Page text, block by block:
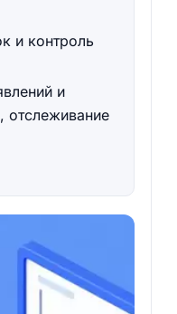
и контроль
и
отслеживание